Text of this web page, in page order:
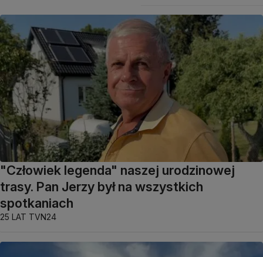
"Człowiek legenda" naszej urodzinowej
trasy. Pan Jerzy był na wszystkich
spotkaniach
25 LAT TVN24